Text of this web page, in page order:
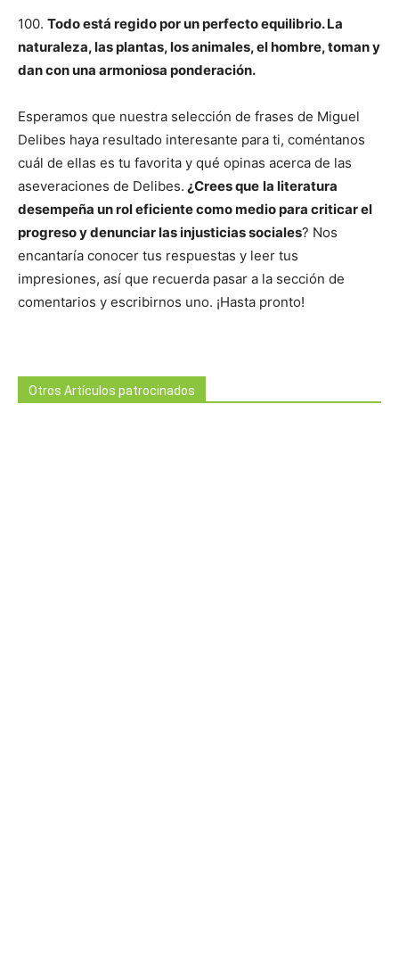
100. Todo está regido por un perfecto equilibrio. La
naturaleza, las plantas, los animales, el hombre, toman y
dan con una armoniosa ponderación.
Esperamos que nuestra selección de frases de Miguel
Delibes haya resultado interesante para ti, coméntanos
cuál de ellas es tu favorita y qué opinas acerca de las
aseveraciones de Delibes. ¿Crees que la literatura
desempeña un rol eficiente como medio para criticar el
progreso y denunciar las injusticias sociales? Nos
encantaría conocer tus respuestas y leer tus
impresiones, así que recuerda pasar a la sección de
comentarios y escribirnos uno. ¡Hasta pronto!
Otros Artículos patrocinados